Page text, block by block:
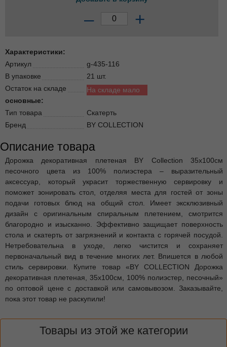
– +
Характеристики:
Артикул
g-435-116
В упаковке
21 шт.
Остаток на складе
На складе мало
основные:
Тип товара
Скатерть
Бренд
BY COLLECTION
Описание товара
Дорожка декоративная плетеная BY Collection 35х100см
песочного цвета из 100% полиэстера – выразительный
аксессуар, который украсит торжественную сервировку и
поможет зонировать стол, отделяя места для гостей от зоны
подачи готовых блюд на общий стол. Имеет эксклюзивный
дизайн с оригинальным спиральным плетением, смотрится
благородно и изысканно. Эффективно защищает поверхность
стола и скатерть от загрязнений и контакта с горячей посудой.
Нетребовательна в уходе, легко чистится и сохраняет
первоначальный вид в течение многих лет. Впишется в любой
стиль сервировки. Купите товар «BY COLLECTION Дорожка
декоративная плетеная, 35х100см, 100% полиэстер, песочный»
по оптовой цене с доставкой или самовывозом. Заказывайте,
пока этот товар не раскупили!
Товары из этой же категории